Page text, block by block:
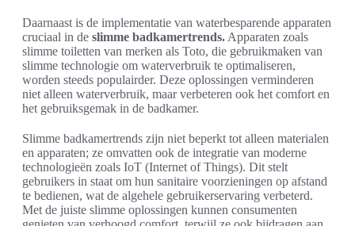
Daarnaast is de implementatie van waterbesparende apparaten
cruciaal in de slimme badkamertrends. Apparaten zoals
slimme toiletten van merken als Toto, die gebruikmaken van
slimme technologie om waterverbruik te optimaliseren,
worden steeds populairder. Deze oplossingen verminderen
niet alleen waterverbruik, maar verbeteren ook het comfort en
het gebruiksgemak in de badkamer.
Slimme badkamertrends zijn niet beperkt tot alleen materialen
en apparaten; ze omvatten ook de integratie van moderne
technologieën zoals IoT (Internet of Things). Dit stelt
gebruikers in staat om hun sanitaire voorzieningen op afstand
te bedienen, wat de algehele gebruikerservaring verbeterd.
Met de juiste slimme oplossingen kunnen consumenten